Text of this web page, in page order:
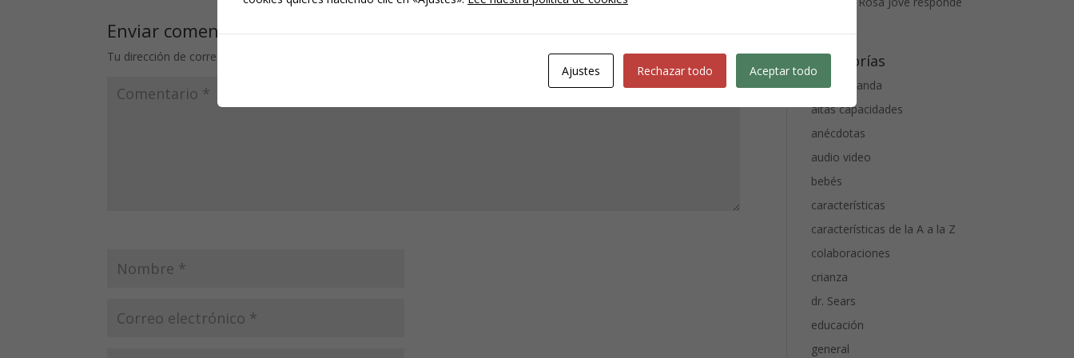
Enviar comentario
Tu dirección de correo electrónico no será publicada. Los campos obligatorios están marcados con* Categorías
alta demanda
altas capacidades
anécdotas
audio video
bebés
características
características de la A a la Z
colaboraciones
crianza
dr. Sears
educación
general
Ajustes Rechazar todo Aceptar todo